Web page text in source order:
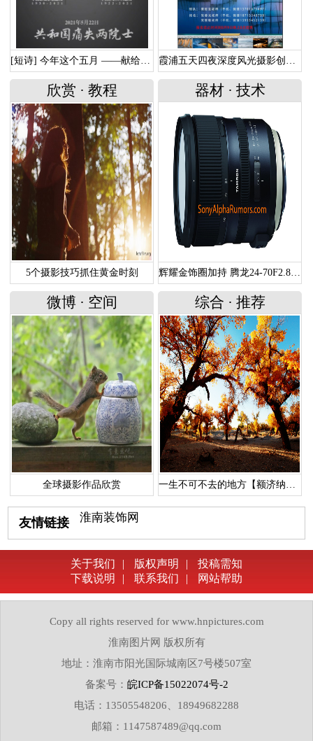
[短诗] 今年这个五月 ——献给走远的两位功勋院士 霞浦五天四夜深度风光摄影创作团
欣赏 · 教程
5个摄影技巧抓住黄金时刻
器材 · 技术
辉耀金饰圈加持 腾龙24-70F2.8G2谍照曝光
微博 · 空间
全球摄影作品欣赏
综合 · 推荐
一生不可不去的地方【额济纳胡杨林】
友情链接 淮南装饰网
关于我们 | 版权声明 |
投稿需知
下载说明
| 联系我们 | 网站帮助
Copy all rights reserved for www.hnpictures.com
淮南图片网 版权所有
地址：淮南市阳光国际城南区7号楼507室
备案号： 皖ICP备15022074号-2
电话：13505548206、18949682288
邮箱：1147587489@qq.com